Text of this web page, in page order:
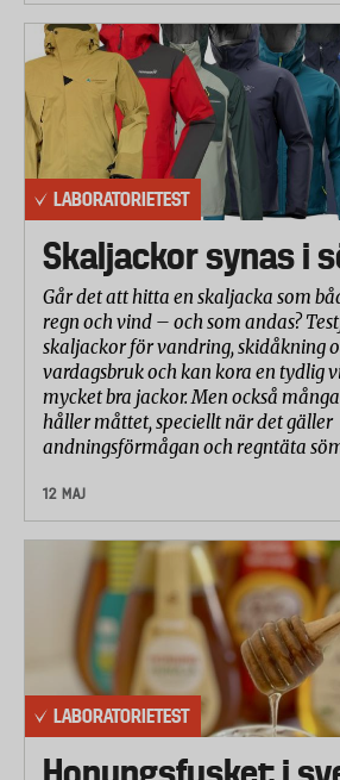
LABORATORIETEST
Skaljackor synas i
Går det att hitta en skaljacka som
regn och vind – och som andas?
skaljackor för vandring, skidåkning
vardagsbruk och kan kora en tydlig
mycket bra jackor. Men också
håller måttet, speciellt när det gäller
andningsförmågan och regntäta
12 MAJ
LABORATORIETEST